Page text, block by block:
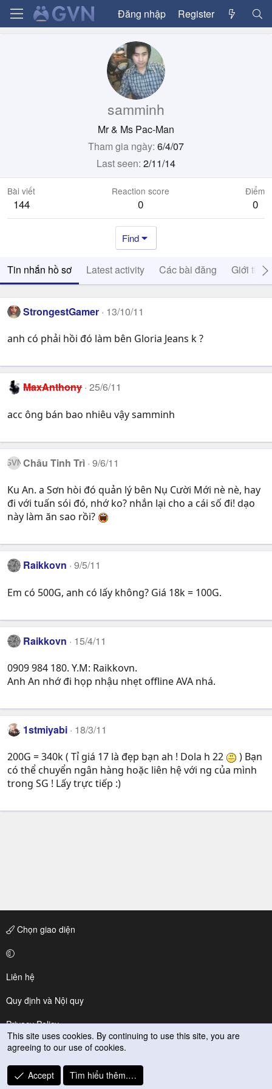
Đăng nhập Register
samminh
Mr & Ms Pac-Man
Tham gia ngày 6/4/07
Last seen 2/11/14
Bài viết
144
Reaction score
0
Điểm
0
Find
Tin nhắn hồ sơ Latest activity Các bài đăng Giới thiệu
StrongestGamer 13/10/11
anh có phải hồi đó làm bên Gloria Jeans k ?
MaxAnthony 25/6/11
acc ông bán bao nhiêu vậy samminh
Châu Tinh Trì 9/6/11
Ku An. a Sơn hòi đó quản lý bên Nụ Cười Mới nè nè, hay
đi với tuấn sói đó, nhớ ko? nhắn lại cho a cái số đi! dạo
này làm ăn sao rồi?
Raikkovn 9/5/11
Em có 500G, anh có lấy không? Giá 18k = 100G.
Raikkovn 15/4/11
0909 984 180. Y.M: Raikkovn.
Anh An nhớ đi họp nhậu nhẹt offline AVA nhá.
1stmiyabi 18/3/11
200G = 340k ( Tỉ giá 17 là đẹp bạn ah ! Dola h 22
) Bạn
có thể chuyển ngân hàng hoặc liên hệ với ng của mình
trong SG ! Lấy trực tiếp :)
Chọn giao diện
Liên hệ
Quy định và Nội quy
Privacy Policy
Trợ giúp
R
S
This site uses cookies. By continuing to use this site, you are
agreeing to our use of cookies.
Accept Tìm hiểu thêm.…